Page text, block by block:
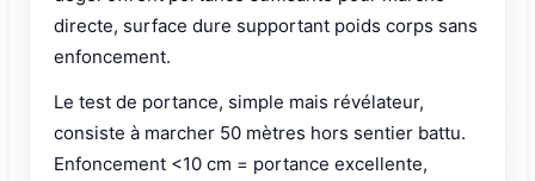
directe, surface dure supportant poids corps sans
enfoncement.
Le test de portance, simple mais révélateur,
consiste à marcher 50 mètres hors sentier battu.
Enfoncement <10 cm = portance excellente,